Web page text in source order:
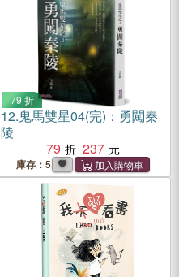
79 折
12.鬼馬雙星04(完)：勇闖秦
陵
79
237
庫存：5